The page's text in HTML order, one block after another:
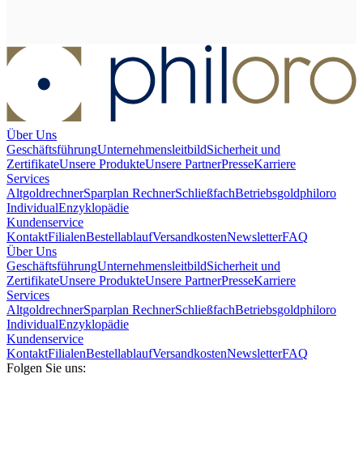
Über Uns
GeschäftsführungUnternehmensleitbildSicherheit und
ZertifikateUnsere ProdukteUnsere PartnerPresseKarriere
Services
AltgoldrechnerSparplan RechnerSchließfachBetriebsgoldphiloro
IndividualEnzyklopädie
Kundenservice
KontaktFilialenBestellablaufVersandkostenNewsletterFAQ
Über Uns
GeschäftsführungUnternehmensleitbildSicherheit und
ZertifikateUnsere ProdukteUnsere PartnerPresseKarriere
Services
AltgoldrechnerSparplan RechnerSchließfachBetriebsgoldphiloro
IndividualEnzyklopädie
Kundenservice
KontaktFilialenBestellablaufVersandkostenNewsletterFAQ
Folgen Sie uns: